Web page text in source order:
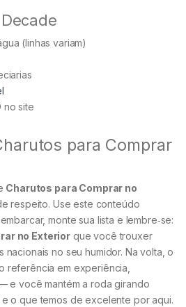
(linhas variam)
no site
para Comprar
Charutos para Comprar no
respeito. Use este conteúdo
monte sua lista e lembre‑se:
no Exteriorque você trouxer
no seu humidor. Na volta, o
referência em experiência,
e você mantém a roda girando
o que temos de excelente por aqui.